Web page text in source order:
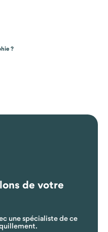
?
pendant mon séjour ?
de votre
une spécialiste de ce